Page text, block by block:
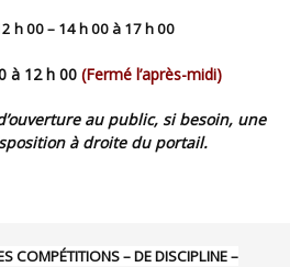
h 00 – 14 h 00 à 17 h 00
à 12 h 00 (Fermé l’après-midi)
à droite du portail.